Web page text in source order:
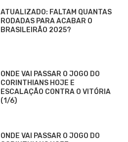
ATUALIZADO: FALTAM QUANTAS
RODADAS PARA ACABAR O
BRASILEIRÃO 2025?
ONDE VAI PASSAR O JOGO DO
CORINTHIANS HOJE E
ESCALAÇÃO CONTRA O VITÓRIA
(1/6)
ONDE VAI PASSAR O JOGO DO